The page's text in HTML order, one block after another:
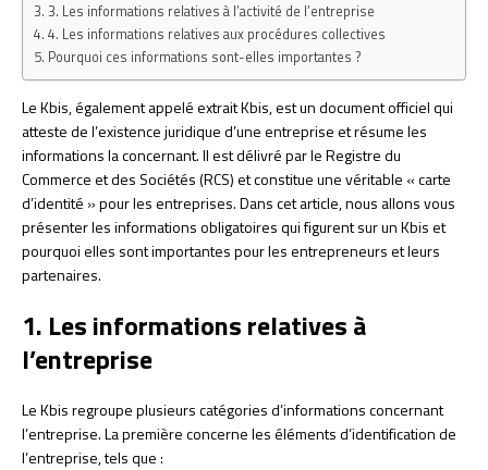
3. Les informations relatives à l’activité de l’entreprise
4. Les informations relatives aux procédures collectives
Pourquoi ces informations sont-elles importantes ?
Le Kbis, également appelé extrait Kbis, est un document officiel qui
atteste de l’existence juridique d’une entreprise et résume les
informations la concernant. Il est délivré par le Registre du
Commerce et des Sociétés (RCS) et constitue une véritable « carte
d’identité » pour les entreprises. Dans cet article, nous allons vous
présenter les informations obligatoires qui figurent sur un Kbis et
pourquoi elles sont importantes pour les entrepreneurs et leurs
partenaires.
1. Les informations relatives à
l’entreprise
Le Kbis regroupe plusieurs catégories d’informations concernant
l’entreprise. La première concerne les éléments d’identification de
l’entreprise, tels que :